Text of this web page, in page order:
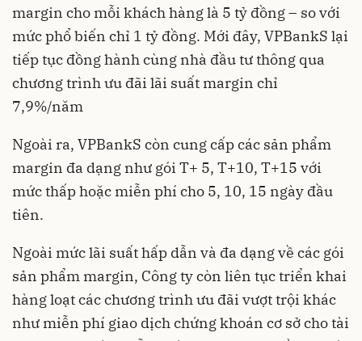
margin cho mỗi khách hàng là 5 tỷ đồng – so với
mức phổ biến chỉ 1 tỷ đồng. Mới đây, VPBankS lại
tiếp tục đồng hành cùng nhà đầu tư thông qua
chương trình ưu đãi lãi suất margin chỉ
7,9%/năm
Ngoài ra, VPBankS còn cung cấp các sản phẩm
margin đa dạng như gói T+ 5, T+10, T+15 với
mức thấp hoặc miễn phí cho 5, 10, 15 ngày đầu
tiên.
Ngoài mức lãi suất hấp dẫn và đa dạng về các gói
sản phẩm margin, Công ty còn liên tục triển khai
hàng loạt các chương trình ưu đãi vượt trội khác
như miễn phí giao dịch chứng khoán cơ sở cho tài